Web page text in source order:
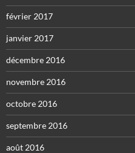
février 2017
janvier 2017
décembre 2016
novembre 2016
octobre 2016
septembre 2016
août 2016